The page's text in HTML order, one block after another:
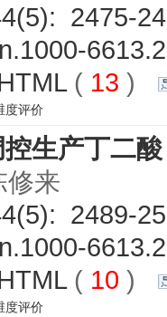
2475-
( 13 )
度评价
生产丁二酸
修来
2489-
( 10 )
度评价